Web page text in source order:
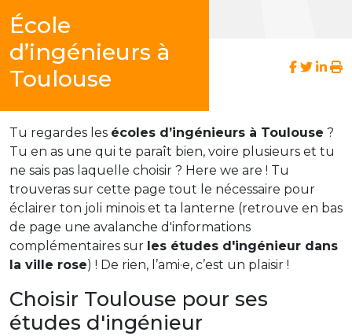
École
d’ingénieurs à
Toulouse
Tu regardes les écoles d’ingénieurs à Toulouse ?
Tu en as une qui te paraît bien, voire plusieurs et tu
ne sais pas laquelle choisir ? Here we are ! Tu
trouveras sur cette page tout le nécessaire pour
éclairer ton joli minois et ta lanterne (retrouve en bas
de page une avalanche d'informations
complémentaires sur les études d'ingénieur dans
la ville rose) ! De rien, l’ami·e, c’est un plaisir !
Choisir Toulouse pour ses
études d'ingénieur